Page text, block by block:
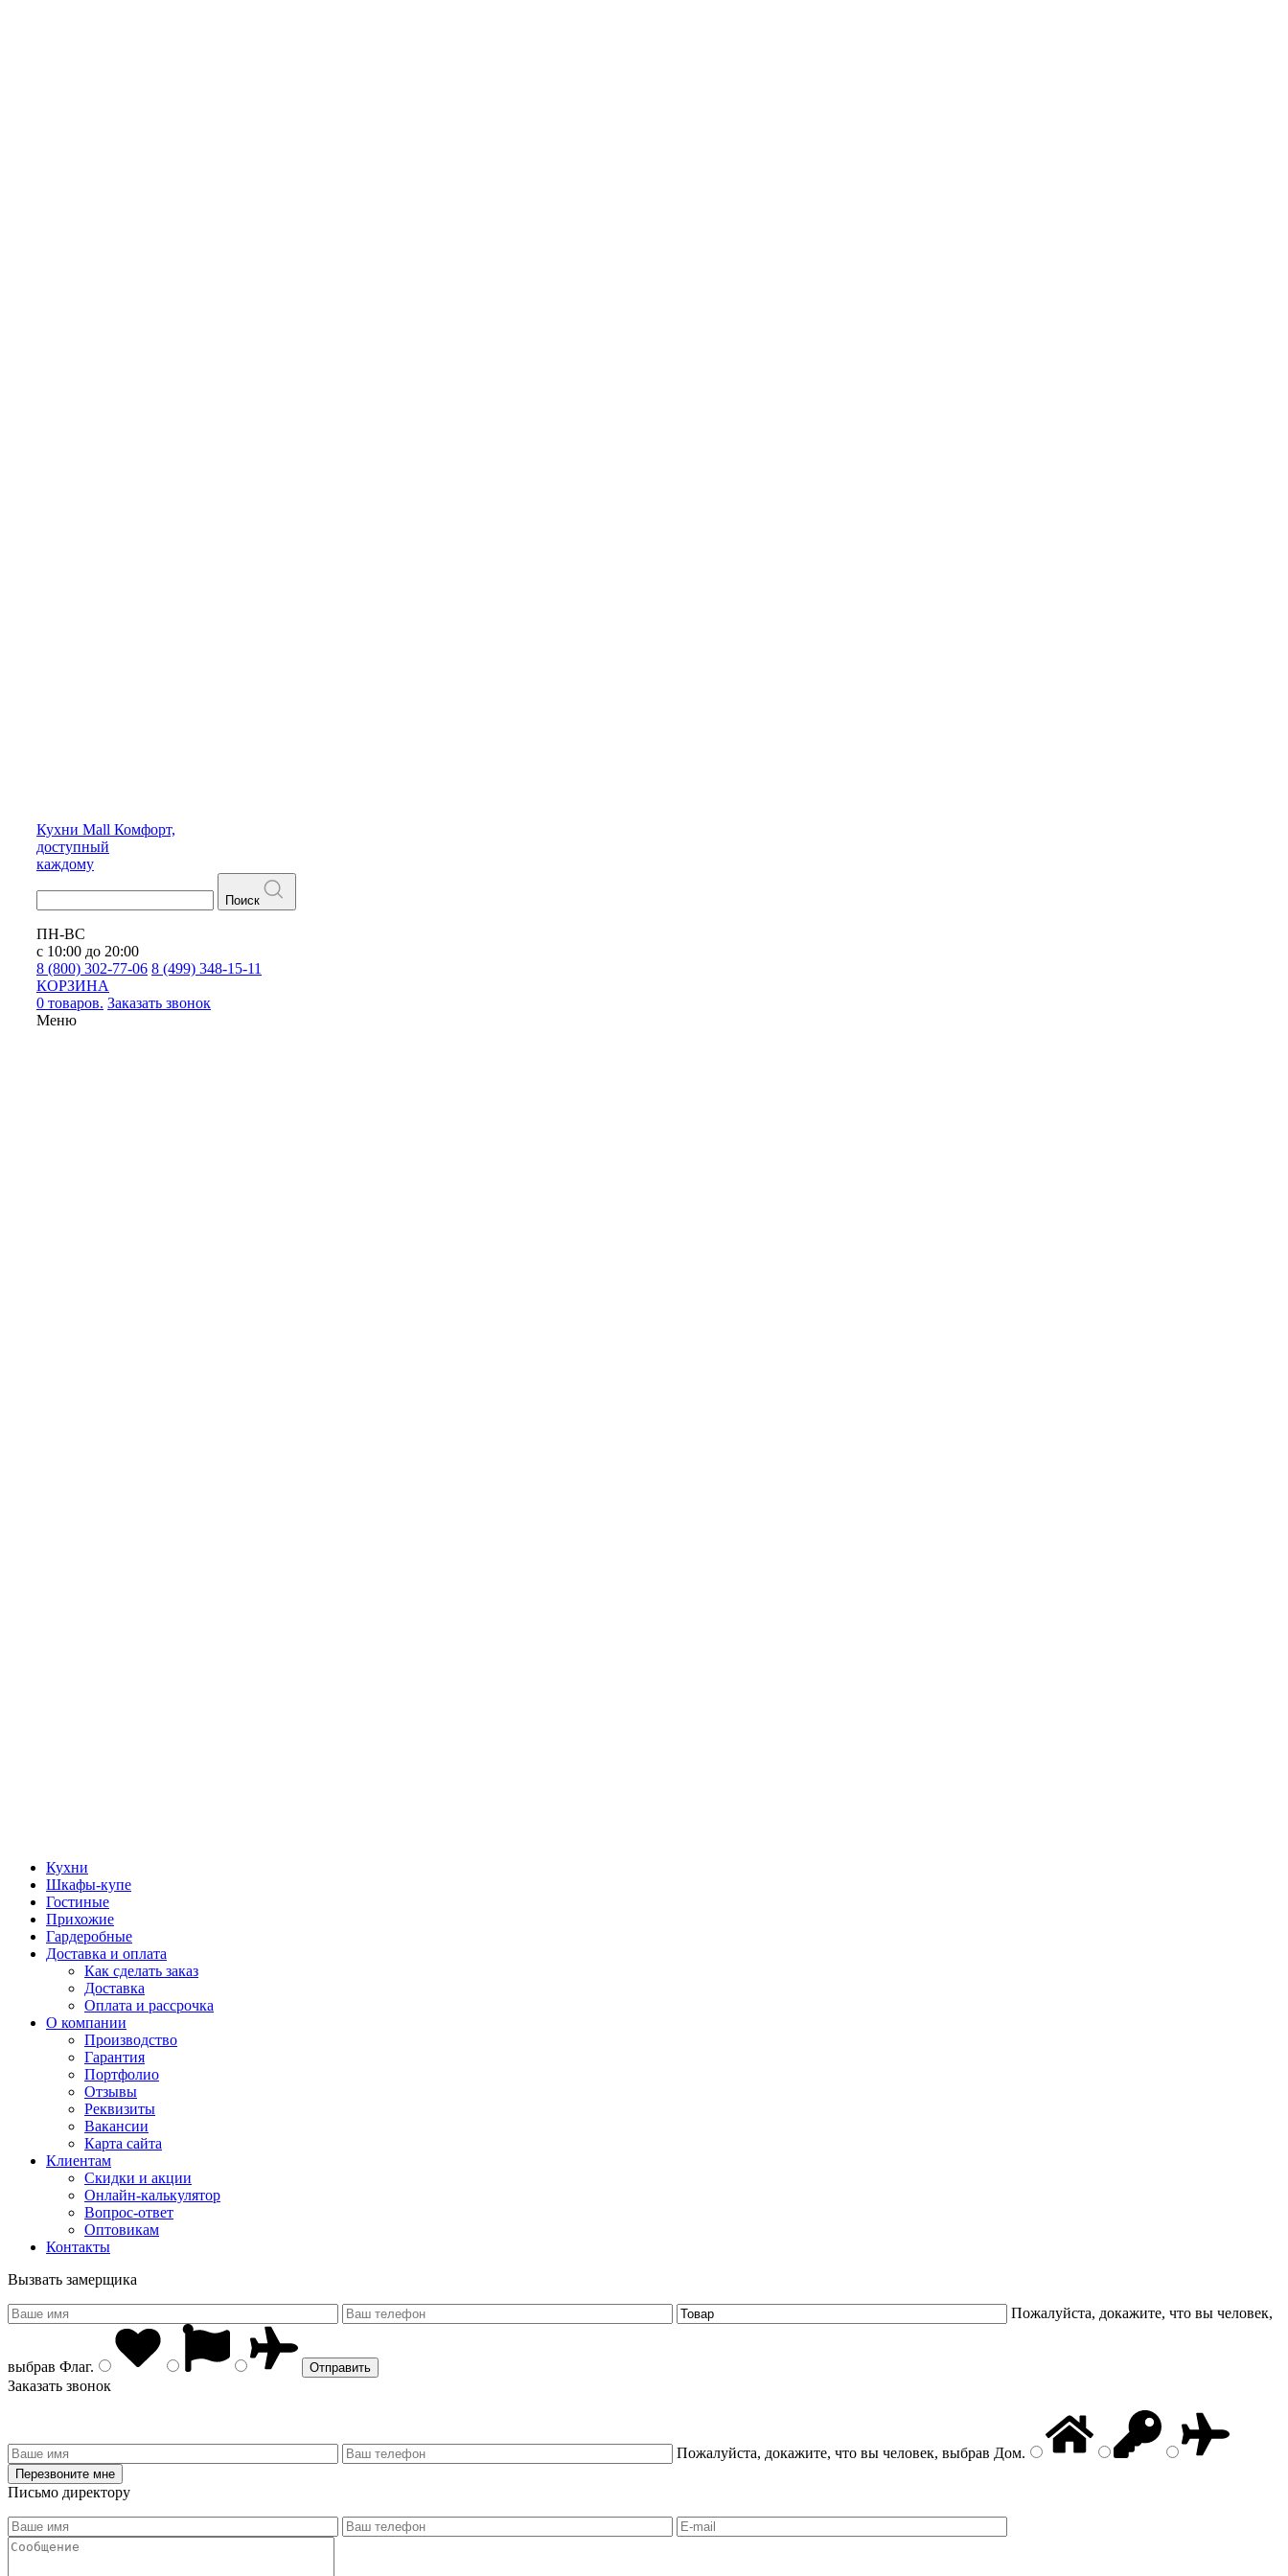
Кухни Mall Комфорт,
доступный
каждому
Поиск
ПН-ВС
с 10:00 до 20:00
8 (800) 302-77-06 8 (499) 348-15-11
КОРЗИНА
0 товаров. Заказать звонок
Меню
Кухни
Шкафы-купе
Гостиные
Прихожие
Гардеробные
Доставка и оплата
Как сделать заказ
Доставка
Оплата и рассрочка
О компании
Производство
Гарантия
Портфолио
Отзывы
Реквизиты
Вакансии
Карта сайта
Клиентам
Скидки и акции
Онлайн-калькулятор
Вопрос-ответ
Оптовикам
Контакты
Вызвать замерщика
Пожалуйста, докажите, что вы человек,
выбрав Флаг.
Заказать звонок
Пожалуйста, докажите, что вы человек, выбрав Дом.
Письмо директору